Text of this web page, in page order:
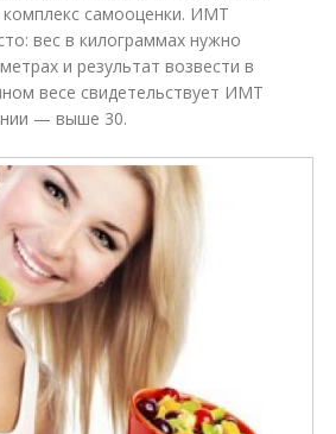
комплекс самооценки. ИМТ
вес в килограммах нужно
и результат возвести в
весе свидетельствует ИМТ
— выше 30.